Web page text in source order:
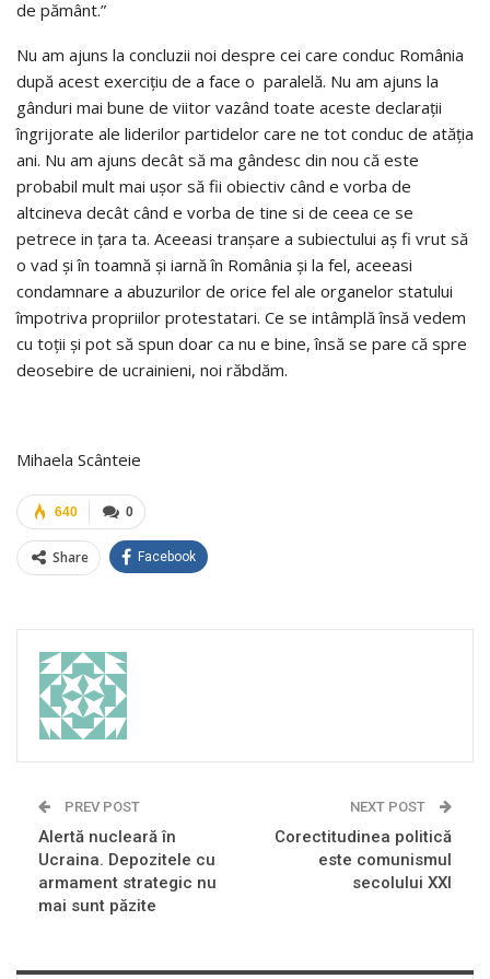
de pământ.”
Nu am ajuns la concluzii noi despre cei care conduc România
după acest exerciţiu de a face o paralelă. Nu am ajuns la
gânduri mai bune de viitor vazând toate aceste declaraţii
îngrijorate ale liderilor partidelor care ne tot conduc de atăţia
ani. Nu am ajuns decât să ma gândesc din nou că este
probabil mult mai uşor să fii obiectiv când e vorba de
altcineva decât când e vorba de tine si de ceea ce se
petrece in ţara ta. Aceeasi tranşare a subiectului aş fi vrut să
o vad şi în toamnă şi iarnă în România şi la fel, aceeasi
condamnare a abuzurilor de orice fel ale organelor statului
împotriva propriilor protestatari. Ce se intâmplă însă vedem
cu toţii şi pot să spun doar ca nu e bine, însă se pare că spre
deosebire de ucrainieni, noi răbdăm.
Mihaela Scânteie
0
640
Share Facebook
PREV POST
Alertă nucleară în
Ucraina. Depozitele cu
armament strategic nu
mai sunt păzite
NEXT POST
Corectitudinea politică
este comunismul
secolului XXI